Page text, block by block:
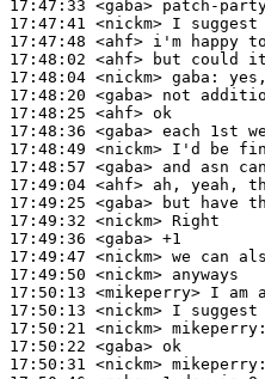
17:47:33 <gaba>
17:47:41 <nickm>
17:47:48 <ahf>
17:48:02 <ahf>
17:48:04 <nickm> gaba:
17:48:20 <gaba>
17:48:25 <ahf>
17:48:36 <gaba>
17:48:49 <nickm>
17:48:57 <gaba>
17:49:04 <ahf>
17:49:25 <gaba>
17:49:32 <nickm>
17:49:36 <gaba>
17:49:47 <nickm>
17:49:50 <nickm>
17:50:13 <mikeperry>
17:50:13 <nickm>
17:50:21 <nickm> mikeperry:
17:50:22 <gaba>
17:50:31 <nickm> mikeperry: